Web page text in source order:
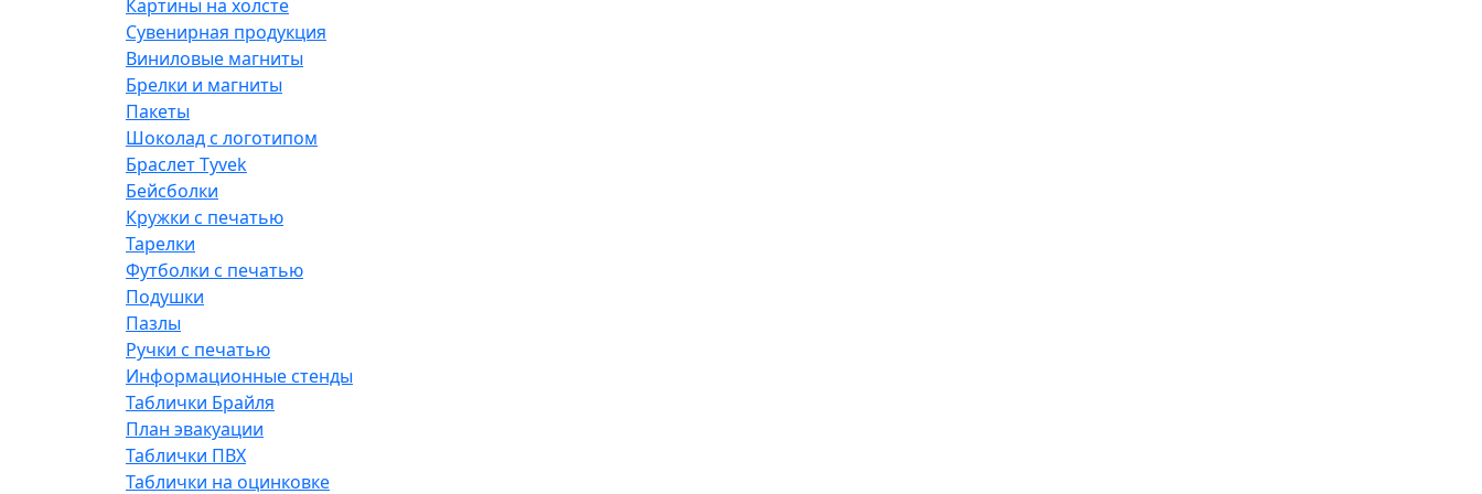
Картины на холсте
Сувенирная продукция
Виниловые магниты
Брелки и магниты
Пакеты
Шоколад с логотипом
Браслет Tyvek
Бейсболки
Кружки с печатью
Тарелки
Футболки с печатью
Подушки
Пазлы
Ручки с печатью
Информационные стенды
Таблички Брайля
План эвакуации
Таблички ПВХ
Таблички на оцинковке